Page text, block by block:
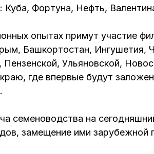
Куба, Фортуна, Нефть,
опытах примут участие
Башкортостан, Ингушетия,
Пензенской, Ульяновской,
где впервые будут
семеноводства на
замещение ими зарубежной